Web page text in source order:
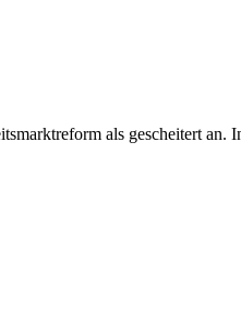
als gescheitert an.